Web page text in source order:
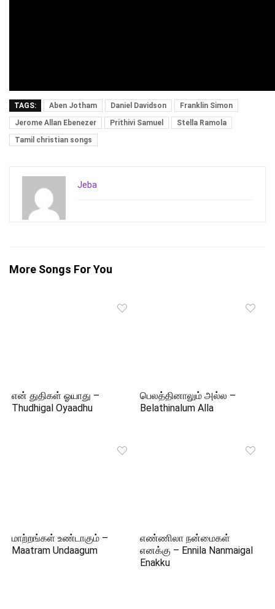
TAGS: Aben Jotham Daniel Davidson
Franklin Simon
Jerome Allan Ebenezer
Prithivi Samuel
Stella Ramola
Tamil christian songs
Jeba
More Songs For You
என் துதிகள் ஓயாது –
Thudhigal Oyaadhu
பெலத்தினாலும் அல்ல –
Belathinalum Alla
மாற்றங்கள் உண்டாகும் –
Maatram Undaagum
எண்ணிலா நன்மைகள்
எனக்கு – Ennila Nanmaigal
Enakku